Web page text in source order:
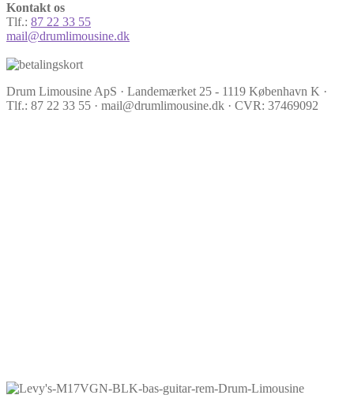
Kontakt os
Tlf.: 87 22 33 55
mail@drumlimousine.dk
Drum Limousine ApS · Landemærket 25 - 1119 København K ·
Tlf.: 87 22 33 55 · mail@drumlimousine.dk · CVR: 37469092